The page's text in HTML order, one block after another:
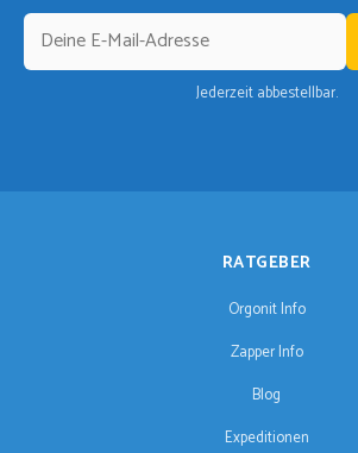
Jederzeit abbestellbar.
RATGEBER
Orgonit Info
Zapper Info
Blog
Expeditionen